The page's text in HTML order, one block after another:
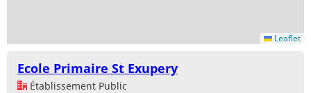
Leaflet
Ecole Primaire St Exupery
Établissement Public